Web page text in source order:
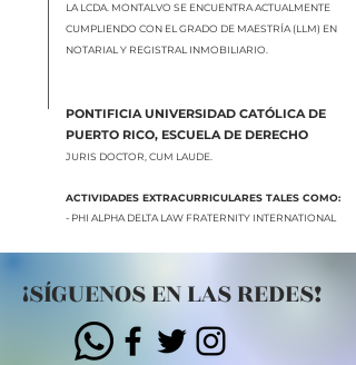
PONTIFICIA UNIVERSIDAD CATÓLICA DE
PUERTO RICO, ESCUELA DE DERECHO
JURIS DOCTOR, CUM LAUDE.
ACTIVIDADES EXTRACURRICULARES TALES COMO:
- PHI ALPHA DELTA LAW FRATERNITY INTERNATIONAL
LA LCDA. MONTALVO SE ENCUENTRA ACTUALMENTE
CUMPLIENDO CON EL GRADO DE MAESTRÍA (LLM) EN
NOTARIAL Y REGISTRAL INMOBILIARIO.
¡SÍGUENOS EN LAS REDES!